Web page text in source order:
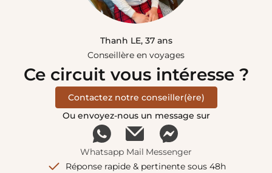
Thanh LE, 37 ans
Conseillère en voyages
Ce circuit vous intéresse ?
Contactez notre conseiller(ère)
Ou envoyez-nous un message sur
Whatsapp Mail Messenger
Réponse rapide & pertinente sous 48h